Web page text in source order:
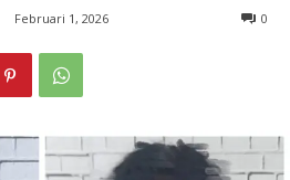
Februari 1, 2026 0